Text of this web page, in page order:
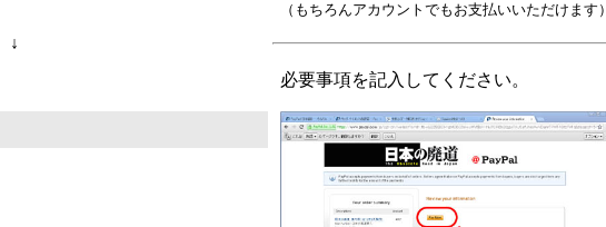
（もちろんアカウントでもお支払いいただけます）
↓
必要事項を記入してください。